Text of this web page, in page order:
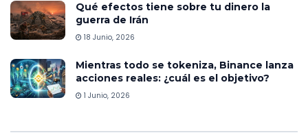
Qué efectos tiene sobre tu dinero la
guerra de Irán
18 Junio, 2026
Mientras todo se tokeniza, Binance lanza
acciones reales: ¿cuál es el objetivo?
1 Junio, 2026